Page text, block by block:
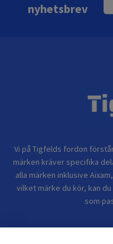
nyhetsbrev
Vi på Tigfelds fordon
märken kräver specifika
alla märken inklusive
vilket märke du kör, kan
som